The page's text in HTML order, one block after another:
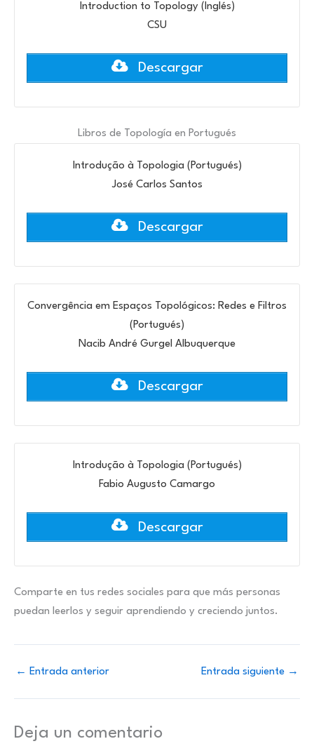
Introduction to Topology (Inglés)
CSU
Descargar
Libros de Topología en Portugués
Introdução à Topologia (Portugués)
José Carlos Santos
Descargar
Convergência em Espaços Topológicos: Redes e Filtros
(Portugués)
Nacib André Gurgel Albuquerque
Descargar
Introdução à Topologia (Portugués)
Fabio Augusto Camargo
Descargar
Comparte en tus redes sociales para que más personas
puedan leerlos y seguir aprendiendo y creciendo juntos.
← Entrada anterior Entrada siguiente →
Deja un comentario